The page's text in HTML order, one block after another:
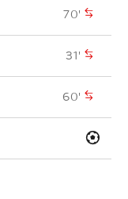
70'
31'
60'